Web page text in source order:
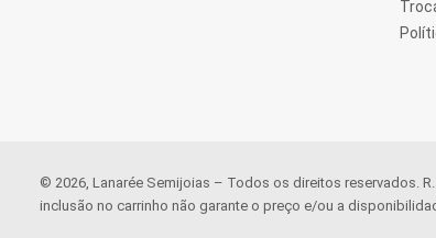
© 2026, Lanarée Semijoias – Todos os direitos reservados. R.
inclusão no carrinho não garante o preço e/ou a